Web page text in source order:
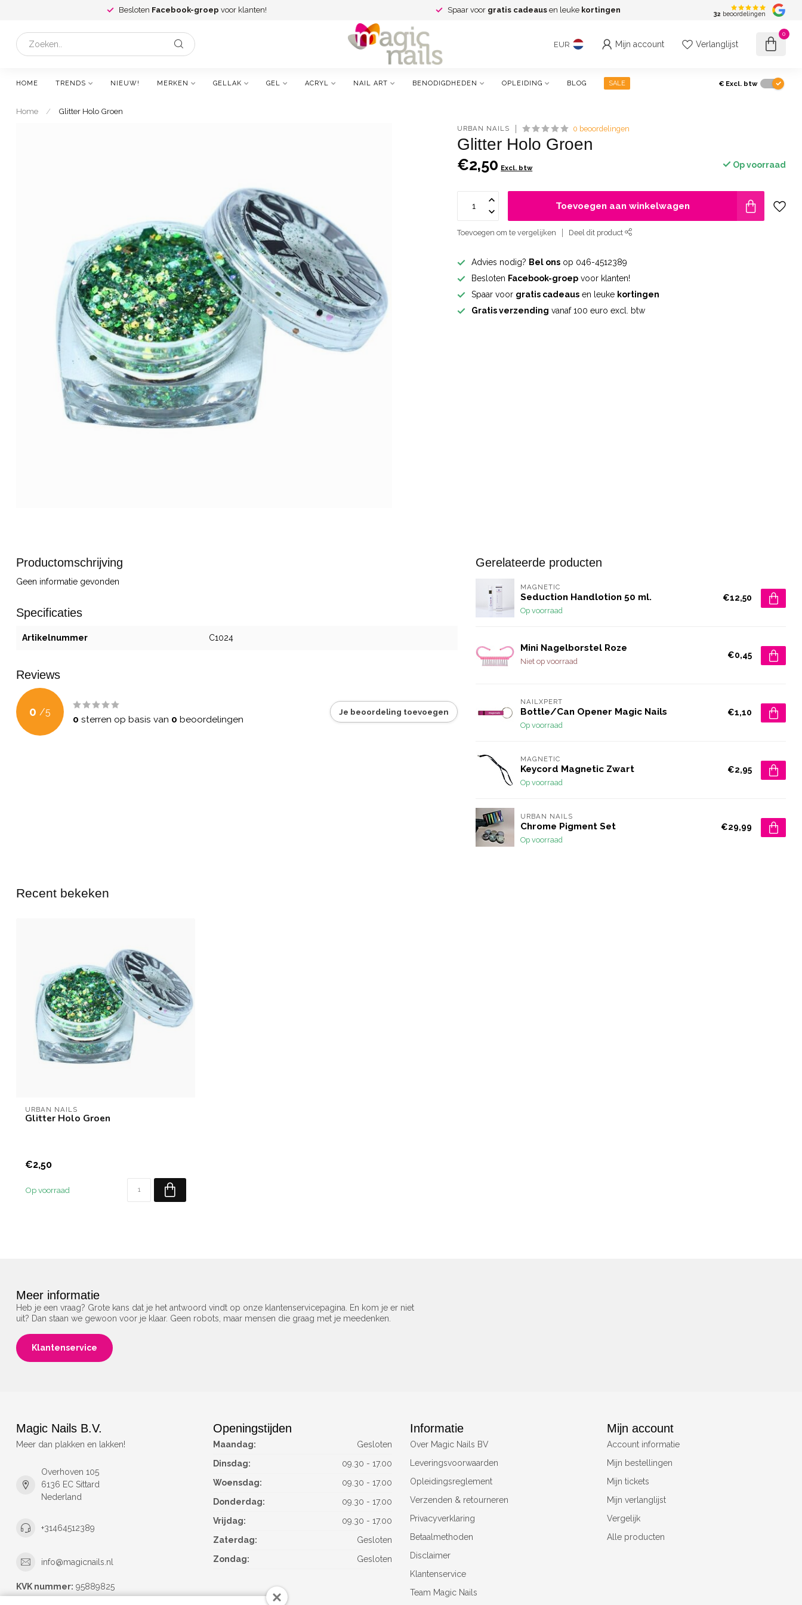
Besloten Facebook-groep voor klanten! Spaar voor gratis cadeaus en leuke kortingen 32 beoordelingen
EUR Mijn account Verlanglijst
0
HOME TRENDS NIEUW! MERKEN GELLAK GEL ACRYL NAIL ART BENODIGDHEDEN OPLEIDING BLOG SALE € Excl. btw
Home / Glitter Holo Groen
URBAN NAILS 0 beoordelingen
Glitter Holo Groen
€2,50 Excl. btw Op voorraad
Toevoegen aan winkelwagen
Toevoegen om te vergelijken Deel dit product
Advies nodig? Bel ons op 046-4512389
Besloten Facebook-groep voor klanten!
Spaar voor gratis cadeaus en leuke kortingen
Gratis verzending vanaf 100 euro excl. btw
Productomschrijving
Geen informatie gevonden
Specificaties
Artikelnummer C1024
Reviews
0 /5
0 sterren op basis van 0 beoordelingen
Je beoordeling toevoegen
Gerelateerde producten
MAGNETIC
Seduction Handlotion 50 ml.
Op voorraad
€12,50
Mini Nagelborstel Roze
Niet op voorraad
€0,45
NAILXPERT
Bottle/Can Opener Magic Nails
Op voorraad
€1,10
MAGNETIC
Keycord Magnetic Zwart
Op voorraad
€2,95
URBAN NAILS
Chrome Pigment Set
Op voorraad
€29,99
Recent bekeken
URBAN NAILS
Glitter Holo Groen
€2,50
Op voorraad
Meer informatie
Heb je een vraag? Grote kans dat je het antwoord vindt op onze klantenservicepagina. En kom je er niet
uit? Dan staan we gewoon voor je klaar. Geen robots, maar mensen die graag met je meedenken.
Klantenservice
Magic Nails B.V.
Meer dan plakken en lakken!
Overhoven 105
6136 EC Sittard
Nederland
+31464512389
info@magicnails.nl
KVK nummer: 95889825
Openingstijden
Maandag:
Gesloten
Dinsdag:
09.30 - 17.00
Woensdag:
09.30 - 17.00
Donderdag:
09.30 - 17.00
Vrijdag:
09.30 - 17.00
Zaterdag:
Gesloten
Zondag:
Gesloten
Informatie
Over Magic Nails BV
Leveringsvoorwaarden
Opleidingsreglement
Verzenden & retourneren
Privacyverklaring
Betaalmethoden
Disclaimer
Klantenservice
Team Magic Nails
Mijn account
Account informatie
Mijn bestellingen
Mijn tickets
Mijn verlanglijst
Vergelijk
Alle producten